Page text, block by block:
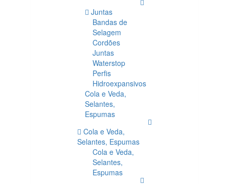
Juntas
Bandas de
Selagem
Cordões
Juntas
Waterstop
Perfis
Hidroexpansivos
Cola e Veda,
Selantes,
Espumas
Cola e Veda,
Selantes, Espumas
Cola e Veda,
Selantes,
Espumas